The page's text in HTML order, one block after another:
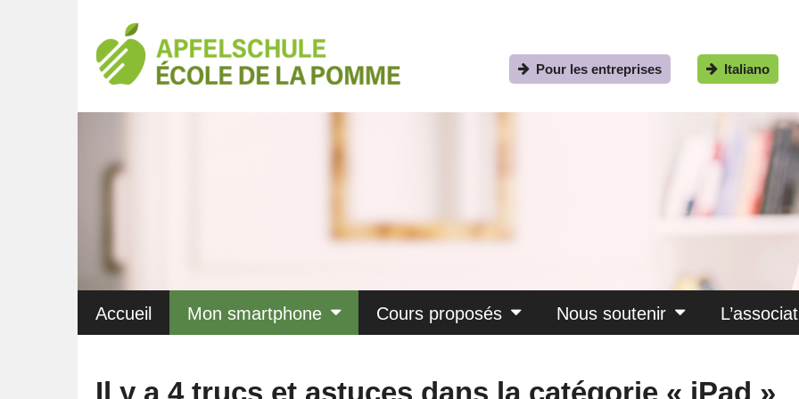
Italiano
Pour les entreprises
Accueil Mon smartphone Cours proposés Nous soutenir
Il y a 4 trucs et astuces dans la catégorie « iPad »